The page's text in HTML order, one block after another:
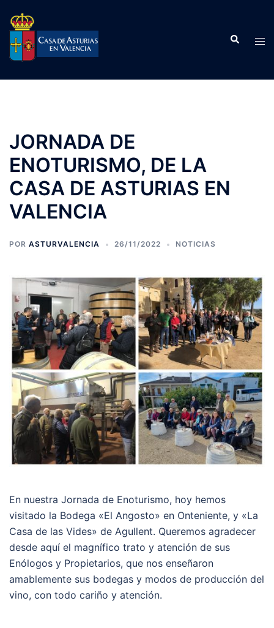
contenido
Buscar
JORNADA DE
ENOTURISMO, DE LA
CASA DE ASTURIAS EN
VALENCIA
POR ASTURVALENCIA 26/11/2022 NOTICIAS
En nuestra Jornada de Enoturismo, hoy hemos
visitado la Bodega «El Angosto» en Onteniente, y «La
Casa de las Vides» de Agullent. Queremos agradecer
desde aquí el magnífico trato y atención de sus
Enólogos y Propietarios, que nos enseñaron
amablemente sus bodegas y modos de producción del
vino, con todo cariño y atención.